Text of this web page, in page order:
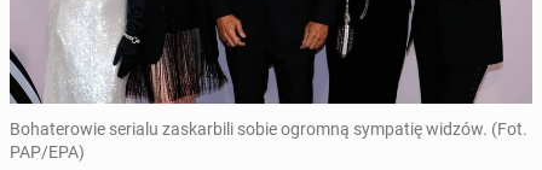
Bohaterowie serialu zaskarbili sobie ogromną sympatię widzów. (Fot.
PAP/EPA)